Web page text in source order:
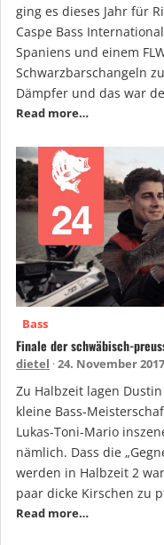
ging es dieses Jahr für
Caspe Bass
Spaniens und einem
Schwarzbarschangeln
Dämpfer und das war
Read more…
Bass
Finale der schwäbisch-
dietel 24. November
Zu Halbzeit lagen
kleine Bass-
Lukas-Toni-Mario
nämlich. Dass die
werden in Halbzeit 2
paar dicke Kirschen zu
Read more…